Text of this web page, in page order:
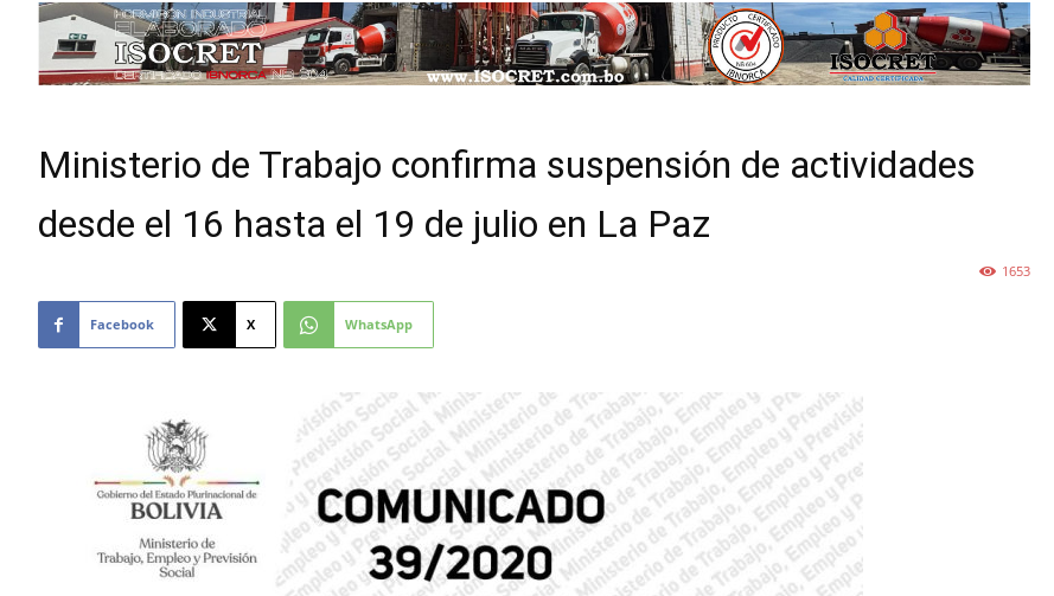
Ministerio de Trabajo confirma suspensión de actividades
desde el 16 hasta el 19 de julio en La Paz
1653
Facebook X WhatsApp